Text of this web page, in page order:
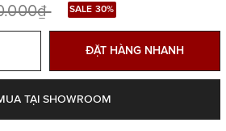
SALE 30%
ĐẶT HÀNG NHANH
TẠI SHOWROOM